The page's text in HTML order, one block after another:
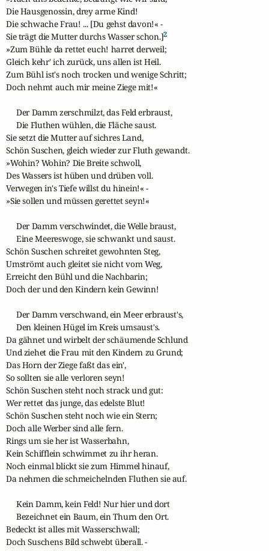
Die Hausgenossin, drey arme Kind!
Die schwache Frau! ... [Du gehst davon!« -
Sie trägt die Mutter durchs Wasser schon.]2
»Zum Bühle da rettet euch! harret derweil;
Gleich kehr' ich zurück, uns allen ist Heil.
Zum Bühl ist's noch trocken und wenige Schritt;
Doch nehmt auch mir meine Ziege mit!«
     Der Damm zerschmilzt, das Feld erbraust,
     Die Fluthen wühlen, die Fläche saust.
Sie setzt die Mutter auf sichres Land,
Schön Suschen, gleich wieder zur Fluth gewandt.
»Wohin? Wohin? Die Breite schwoll,
Des Wassers ist hüben und drüben voll.
Verwegen in's Tiefe willst du hinein!« -
»Sie sollen und müssen gerettet seyn!«
     Der Damm verschwindet, die Welle braust,
     Eine Meereswoge, sie schwankt und saust.
Schön Suschen schreitet gewohnten Steg,
Umströmt auch gleitet sie nicht vom Weg,
Erreicht den Bühl und die Nachbarin;
Doch der und den Kindern kein Gewinn!
     Der Damm verschwand, ein Meer erbraust's,
     Den kleinen Hügel im Kreis umsaust's.
Da gähnet und wirbelt der schäumende Schlund
Und ziehet die Frau mit den Kindern zu Grund;
Das Horn der Ziege faßt das ein',
So sollten sie alle verloren seyn!
Schön Suschen steht noch strack und gut:
Wer rettet das junge, das edelste Blut!
Schön Suschen steht noch wie ein Stern;
Doch alle Werber sind alle fern.
Rings um sie her ist Wasserbahn,
Kein Schifflein schwimmet zu ihr heran.
Noch einmal blickt sie zum Himmel hinauf,
Da nehmen die schmeichelnden Fluthen sie auf.
     Kein Damm, kein Feld! Nur hier und dort
     Bezeichnet ein Baum, ein Thurn den Ort.
Bedeckt ist alles mit Wasserschwall;
Doch Suschens Bild schwebt überall. -